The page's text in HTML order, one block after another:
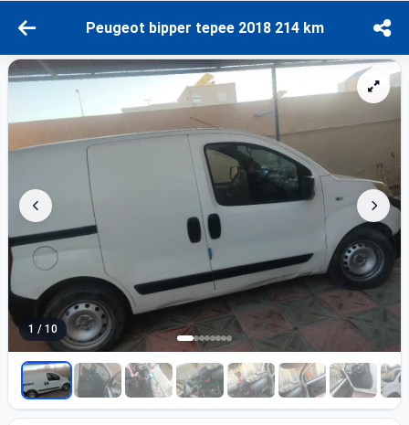
Peugeot bipper tepee 2018 214 km
1 / 10